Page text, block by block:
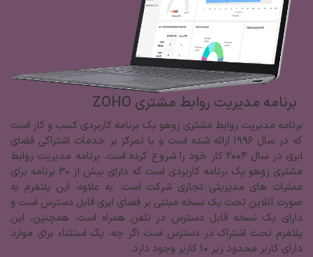
برنامه مدیریت روابط مشتری ZOHO
برنامه مدیریت روابط مشتری زوهو یک برنامه کاربردی کسب و کار است
که در سال 1996 ارائه شده است و با تمرکز بر خدمات اشتراکی فضای
ابری در سال 2004 کار خود را شروع کرده است. برنامه مدیریت روابط
مشتری زوهو یک برنامه کاربردی است که دارای بیش از 30 برنامه برای
عملیات های مدیریتی تجاری شرکت است. به علاوه، این پلتفرم به
صورت آنلاین تحت یک نسخه مبتنی بر فضای ابری قابل دسترس است و
دارای یک نسخه قابل دسترس در تلفن همراه است. همچنین، این
پلتفرم تحت اشتراک در دسترس است اگر چه، یک استثناء برای موارد
دارای کاربر محدود زیر 10 کاربر وجود دارد.